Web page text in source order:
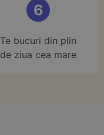
6
Te bucuri din plin
de ziua cea mare